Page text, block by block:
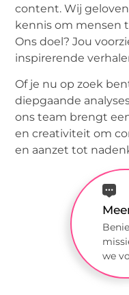
content. Wij
kennis om mensen
Ons doel? Jou
inspirerende
Of je nu op zoek
diepgaande
ons team brengt
en creativiteit om
en aanzet tot
we